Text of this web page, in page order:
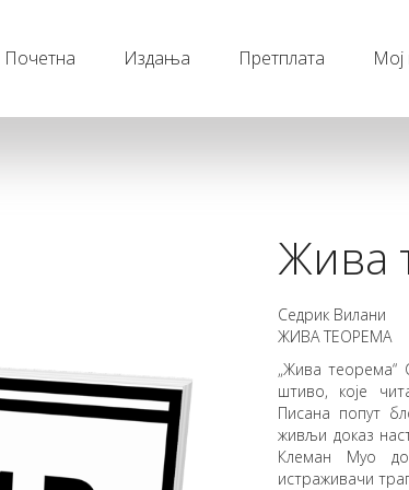
Почетна Издања Претплата Мој
Жива
Седрик Вилани
ЖИВА ТЕОРЕМА
„Жива теорема“
штиво, које
Писана попут
живљи доказ
Клеман Муо
истраживачи